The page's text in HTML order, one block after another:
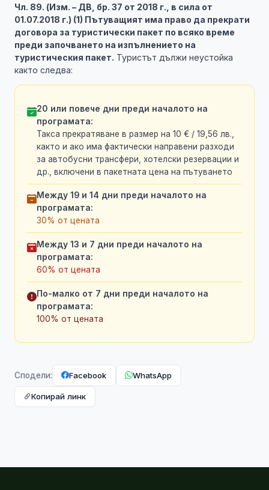
Чл. 89. (Изм. – ДВ, бр. 37 от 2018 г., в сила от
01.07.2018 г.) (1) Пътуващият има право да прекрати
договора за туристически пакет по всяко време
преди започването на изпълнението на
туристическия пакет. Туристът дължи неустойка
както следва:
20 или повече дни преди началото на
програмата:
Такса прекратяване в размер на 10 € / 19,56 лв.,
както и ако има фактически направени разходи
за автобусни трансфери, хотелски резервации и
др., включени в пакетната цена на пътуването
Между 19 и 14 дни преди началото на
програмата:
30% от цената
Между 13 и 7 дни преди началото на
програмата:
60% от цената
По-малко от 7 дни преди началото на
програмата:
100% от цената
Сподели: Facebook WhatsApp
Копирай линк